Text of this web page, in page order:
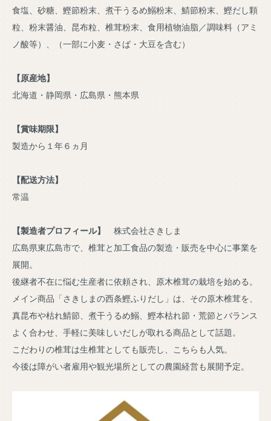
食塩、砂糖、鰹節粉末、煮干うるめ鰯粉末、鯖節粉末、鰹だし顆
粒、粉末醤油、昆布粒、椎茸粉末、食用植物油脂／調味料（アミ
ノ酸等）、（一部に小麦・さば・大豆を含む）
【原産地】
北海道・静岡県・広島県・熊本県
【賞味期限】
製造から１年６ヵ月
【配送方法】
常温
【製造者プロフィール】
株式会社さきしま
広島県東広島市で、椎茸と加工食品の製造・販売を中心に事業を
展開。
後継者不在に悩む生産者に依頼され、原木椎茸の栽培を始める。
メイン商品「さきしまの西条鰹ふりだし」は、その原木椎茸を、
真昆布や枯れ鯖節、煮干うるめ鰯、鰹本枯れ節・荒節とバランス
よく合わせ、手軽に美味しいだしが取れる商品として話題。
こだわりの椎茸は生椎茸としても販売し、こちらも人気。
今後は障がい者雇用や観光場所としての農園経営も展開予定。